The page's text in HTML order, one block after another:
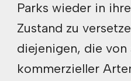
Parks wieder in
Zustand zu
diejenigen, die von
kommerzieller